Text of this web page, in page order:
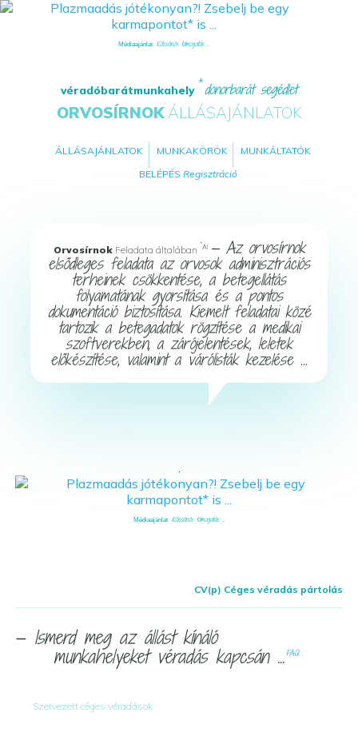
Médiaajánlat Kölcsönös támogatás ...
véradóbarátmunkahely donorbarát segédlet
ORVOSÍRNOKÁLLÁSAJÁNLATOK
ÁLLÁSAJÁNLATOK MUNKAKÖRÖK
MUNKÁLTATÓK
BELÉPÉS Regisztráció
OrvosírnokFeladata általában *AI — Az orvosírnok
elsődleges feladata az orvosok adminisztrációs
terheinek csökkentése, a betegellátás
folyamatának gyorsítása és a pontos
dokumentáció biztosítása. Kiemelt feladatai közé
tartozik a betegadatok rögzítése a medikai
szoftverekben, a zárójelentések, leletek
előkészítése, valamint a várólisták kezelése ...
.
Médiaajánlat Kölcsönös támogatás ...
CV(p) Céges véradás pártolás
— Ismerd meg az állást kínáló
munkahelyeket véradás kapcsán ...FAQ
Szervezett céges véradások